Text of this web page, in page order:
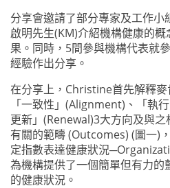
分享會邀請了部分專家及工作
啟明先生(KM)介紹機構健康的
果。同時，5間參與機構代表就
經驗作出分享。
在分享上，Christine首先解釋
「一致性」(Alignment)、「執
更新」(Renewal)3大方向及與
有關的範疇 (Outcomes) (圖一)
定指數表達健康狀況
為機構提供了一個簡單但有力
的健康狀況。